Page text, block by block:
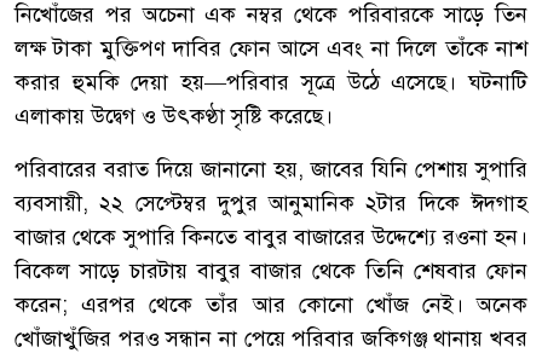
নিখোঁজের পর অচেনা এক নম্বর থেকে পরিবারকে সাড়ে তিন
লক্ষ টাকা মুক্তিপণ দাবির ফোন আসে এবং না দিলে তাঁকে নাশ
করার হুমকি দেয়া হয়—পরিবার সূত্রে উঠে এসেছে। ঘটনাটি
এলাকায় উদ্বেগ ও উৎকণ্ঠা সৃষ্টি করেছে।
পরিবারের বরাত দিয়ে জানানো হয়, জাবের যিনি পেশায় সুপারি
ব্যবসায়ী, ২২ সেপ্টেম্বর দুপুর আনুমানিক ২টার দিকে ঈদগাহ
বাজার থেকে সুপারি কিনতে বাবুর বাজারের উদ্দেশ্যে রওনা হন।
বিকেল সাড়ে চারটায় বাবুর বাজার থেকে তিনি শেষবার ফোন
করেন; এরপর থেকে তাঁর আর কোনো খোঁজ নেই। অনেক
খোঁজাখুঁজির পরও সন্ধান না পেয়ে পরিবার জকিগঞ্জ থানায় খবর